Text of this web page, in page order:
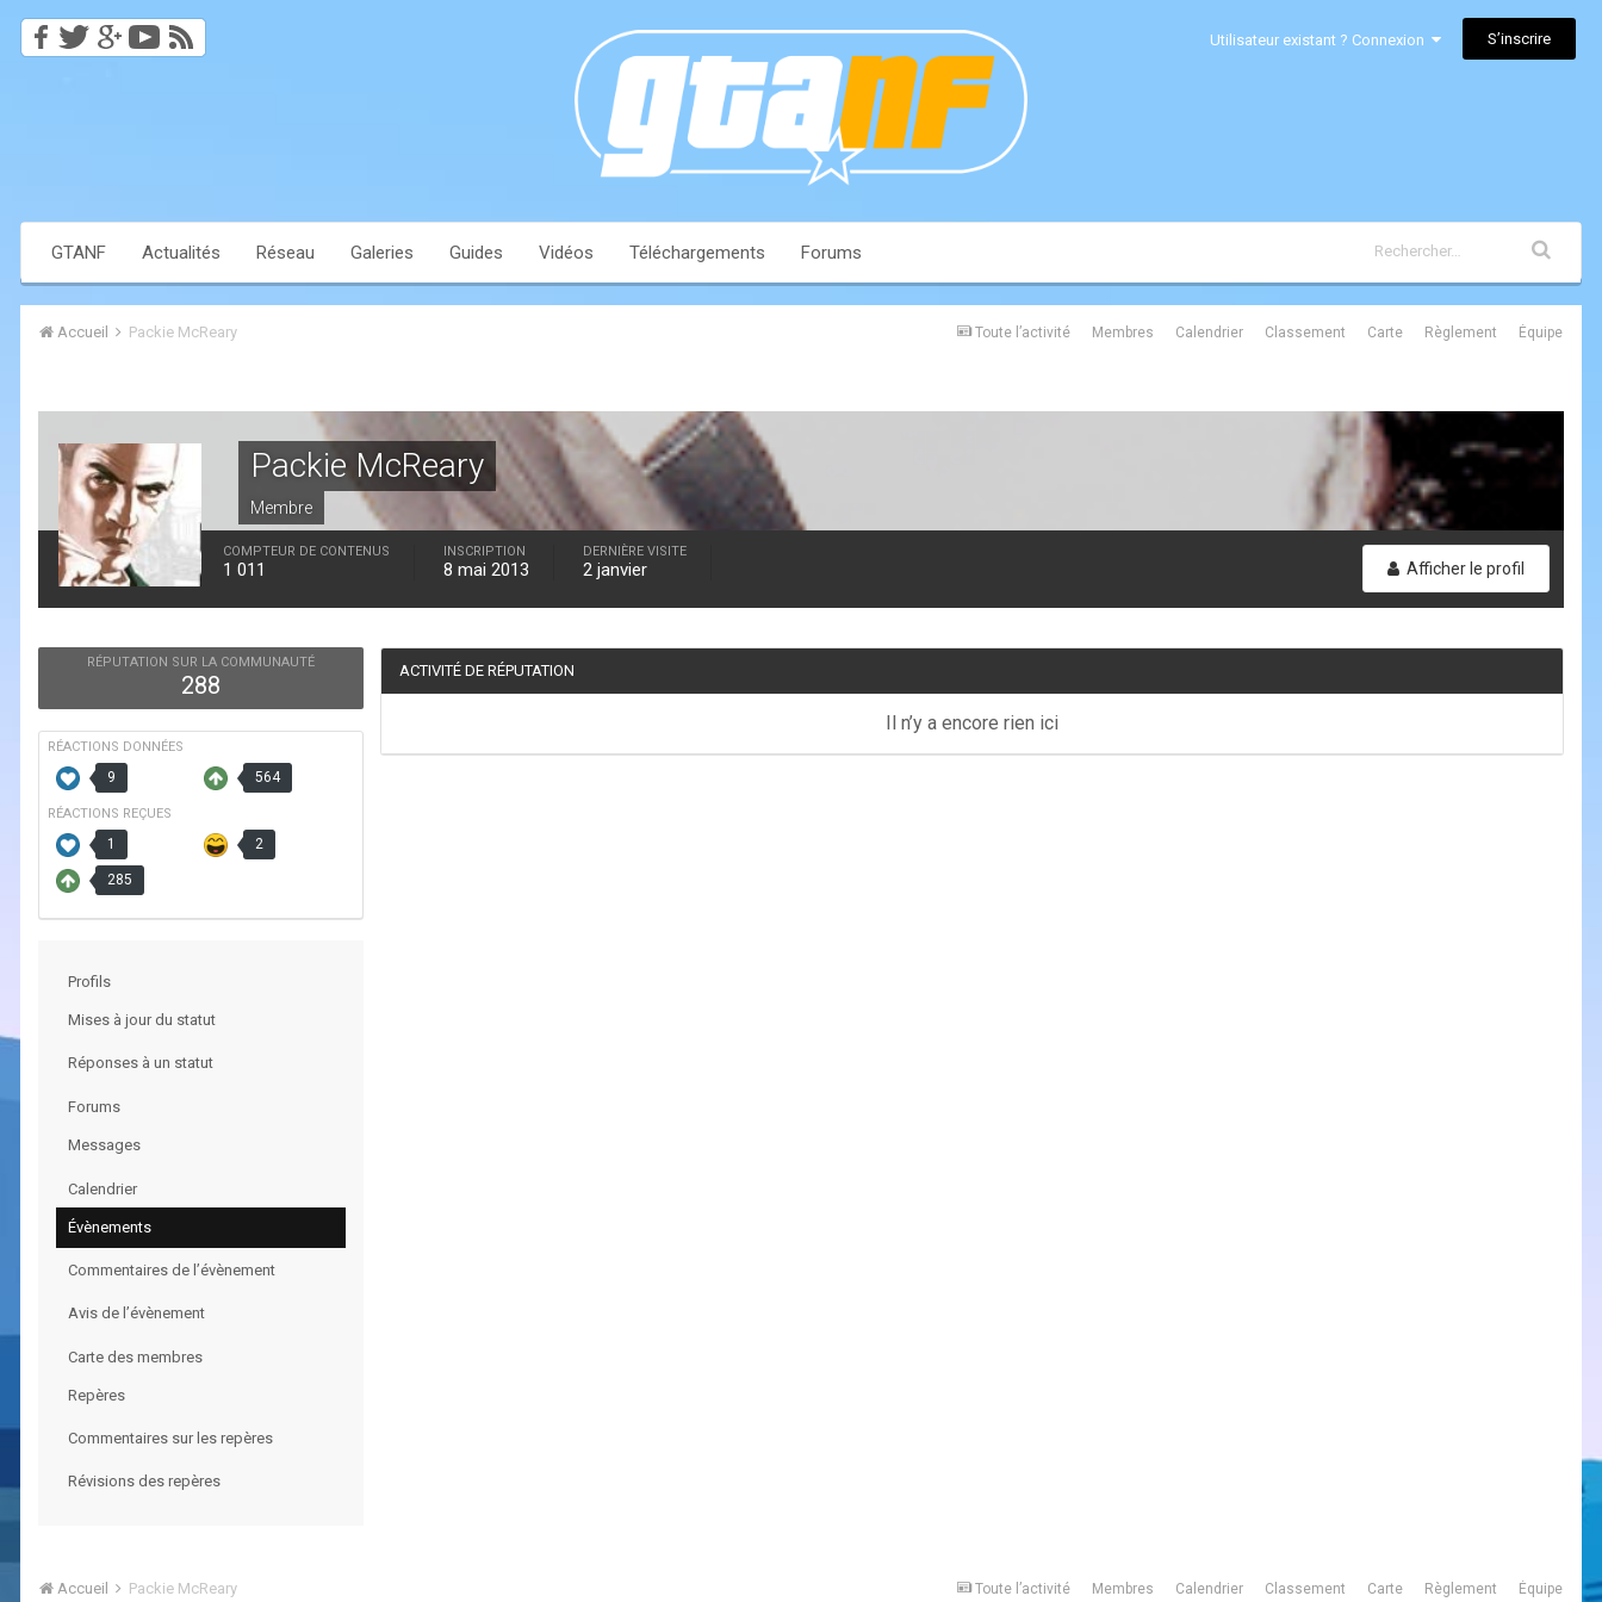
Utilisateur existant ? Connexion S’inscrire
GTANF Actualités Réseau Galeries Guides Vidéos Téléchargements Forums
Toute l’activité Membres Calendrier Classement Carte Règlement Équipe
Accueil Packie McReary
Packie McReary
Membre
Afficher le profil
COMPTEUR DE CONTENUS
1 011
INSCRIPTION
8 mai 2013
DERNIÈRE VISITE
2 janvier
RÉPUTATION SUR LA COMMUNAUTÉ
288
RÉACTIONS DONNÉES
9 564
RÉACTIONS REÇUES
1 2
285
Profils
Mises à jour du statut
Réponses à un statut
Forums
Messages
Calendrier
Évènements
Commentaires de l’évènement
Avis de l’évènement
Carte des membres
Repères
Commentaires sur les repères
Révisions des repères
ACTIVITÉ DE RÉPUTATION
Il n’y a encore rien ici
Toute l’activité Membres Calendrier Classement Carte Règlement Équipe
Accueil Packie McReary